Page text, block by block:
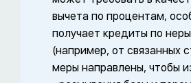
вычета по процентам,
получает кредиты по
(например, от связанных
меры направлены, чтобы